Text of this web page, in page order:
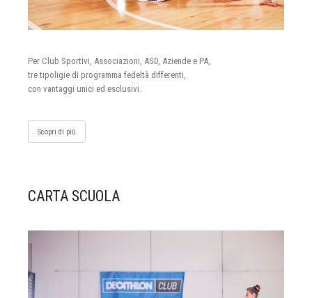
Per Club Sportivi, Associazioni, ASD, Aziende e PA,
tre tipoligie di programma fedeltà differenti,
con vantaggi unici ed esclusivi.
Scopri di più
CARTA SCUOLA